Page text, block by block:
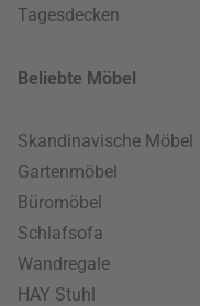
Tagesdecken
Beliebte Möbel
Skandinavische Möbel
Gartenmöbel
Büromöbel
Schlafsofa
Wandregale
HAY Stuhl